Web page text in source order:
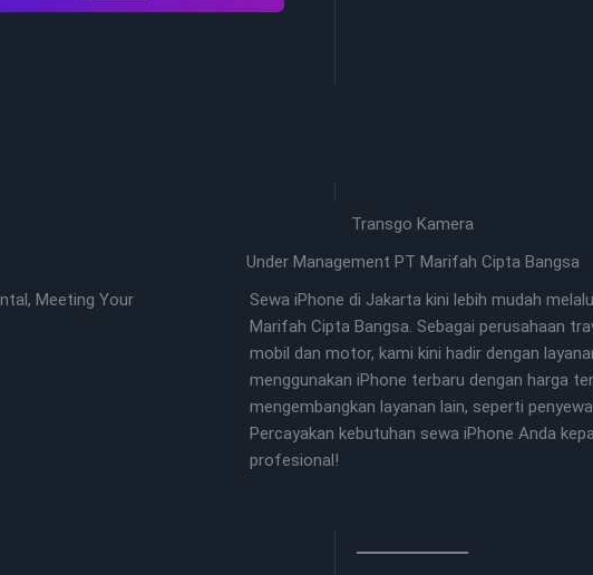
Transgo Kamera
Under Management PT Marifah Cipta Bangsa
Meeting Your
Sewa iPhone di Jakarta kini lebih mudah
Marifah Cipta Bangsa. Sebagai perusahaan
mobil dan motor, kami kini hadir dengan
menggunakan iPhone terbaru dengan harga
mengembangkan layanan lain, seperti
Percayakan kebutuhan sewa iPhone Anda
profesional!